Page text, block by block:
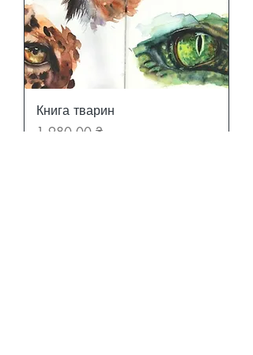
Книга тварин
Ціна
1 980,00 ₴